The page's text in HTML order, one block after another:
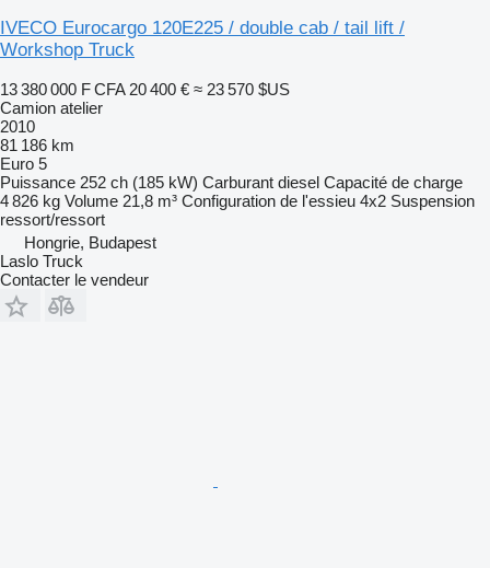
IVECO Eurocargo 120E225 / double cab / tail lift /
Workshop Truck
13 380 000 F CFA 20 400 € ≈ 23 570 $US
Camion atelier
2010
81 186 km
Euro 5
Puissance 252 ch (185 kW) Carburant diesel Capacité de charge
4 826 kg Volume 21,8 m³ Configuration de l'essieu 4x2 Suspension
ressort/ressort
Hongrie, Budapest
Laslo Truck
Contacter le vendeur